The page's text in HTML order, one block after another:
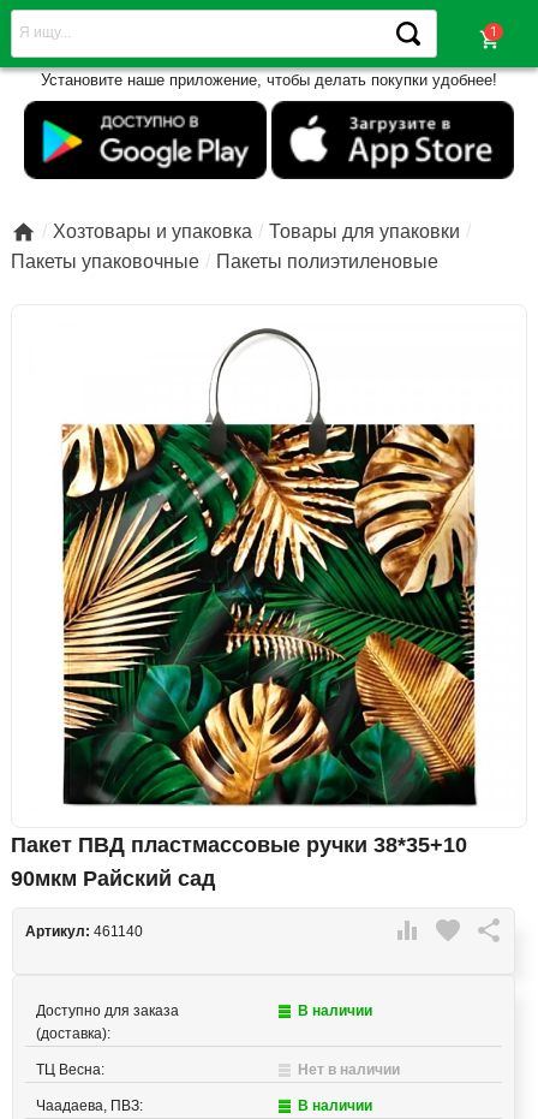
shopping_cart
Установите наше приложение, чтобы делать покупки удобнее!
 Хозтовары и упаковка
Товары для упаковки
Пакеты упаковочные
Пакеты полиэтиленовые
Пакет ПВД пластмассовые ручки 38*35+10
90мкм Райский сад
 favorite 
Артикул: 461140
Доступно для заказа
(доставка):
В наличии
ТЦ Весна: Нет в наличии
Чаадаева, ПВЗ: В наличии